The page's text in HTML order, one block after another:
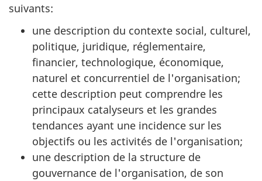
suivants:
une description du contexte social, culturel,
politique, juridique, réglementaire,
financier, technologique, économique,
naturel et concurrentiel de l'organisation;
cette description peut comprendre les
principaux catalyseurs et les grandes
tendances ayant une incidence sur les
objectifs ou les activités de l'organisation;
une description de la structure de
gouvernance de l'organisation, de son